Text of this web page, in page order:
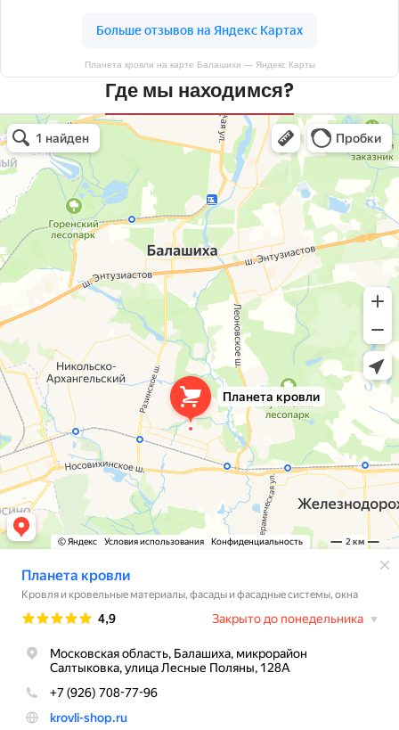
Планета кровли на карте Балашихи — Яндекс Карты
Где мы находимся?
Планета кровли
Кровля и кровельные материалы в Балашихе
Окна в Балашихе